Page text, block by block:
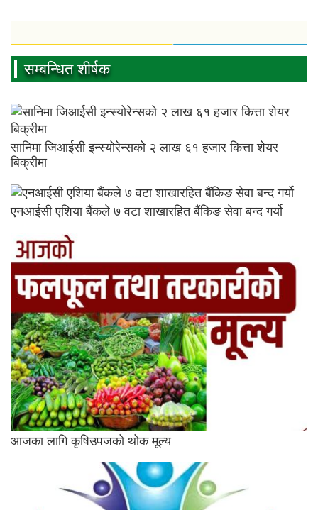
सम्बन्धित शीर्षक
सानिमा जिआईसी इन्स्योरेन्सको २ लाख ६१ हजार कित्ता शेयर
बिक्रीमा
एनआईसी एशिया बैंकले ७ वटा शाखारहित बैंकिङ सेवा बन्द गर्यो
आजका लागि कृषिउपजको थोक मूल्य